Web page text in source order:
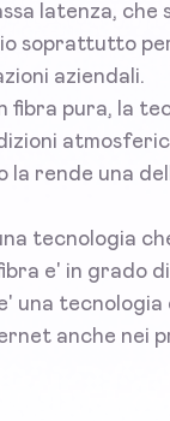
latenza,
soprattutto
aziendali.
fibra pura, la
la rende una
tecnologia
e' in grado
una tecnologia
anche nei